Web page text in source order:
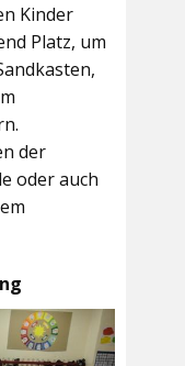
Kinder
Platz, um
der
oder auch